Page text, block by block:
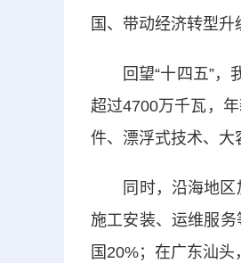
国、带动经济转型升
回望“十四五”，我
超过4700万千瓦，
件、漂浮式技术、大
同时，沿海地区加
施工安装、运维服
国20%；在广东汕